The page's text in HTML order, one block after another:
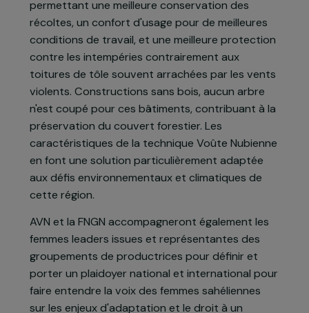
100% en terre crue, un matériau largement
disponible localement et sans impact carbone,
remplaçant les toits de tôle importés par des
toitures voûtées montées en briques de terre
crue. La forte épaisseur des parois en terre crue
atténue largement les variations de
températures à l’intérieur du bâtiment
permettant une meilleure conservation des
récoltes, un confort d'usage pour de meilleures
conditions de travail, et une meilleure protection
toitures de tôle souvent arrachées par les vents
violents. Constructions sans bois, aucun arbre
n'est coupé pour ces bâtiments, contribuant à la
préservation du couvert forestier. Les
caractéristiques de la technique Voûte Nubienne